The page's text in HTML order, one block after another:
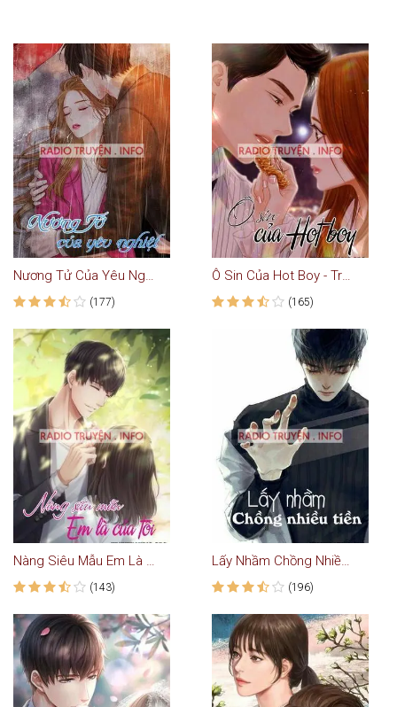
Nương Tử Của Yêu Nghiệt - Truyện Ngôn Tình
(177)
Ô Sin Của Hot Boy - Truyện Ngôn Tình
(165)
Nàng Siêu Mẫu Em Là Của Tôi
(143)
Lấy Nhầm Chồng Nhiều Tiền
(196)